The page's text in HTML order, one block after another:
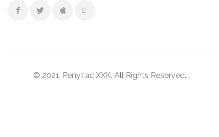
© 2021, Репутас ХХК. All Rights Reserved.